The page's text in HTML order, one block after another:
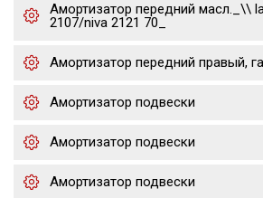
Амортизатор передний масл._\\
2107/niva 2121 70_
Амортизатор передний правый,
Амортизатор подвески
Амортизатор подвески
Амортизатор подвески